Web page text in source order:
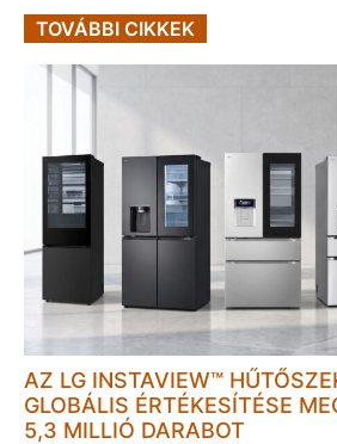
TOVÁBBI CIKKEK
AZ LG INSTAVIEW™
GLOBÁLIS ÉRTÉKESÍTÉSE
5,3 MILLIÓ DARABOT